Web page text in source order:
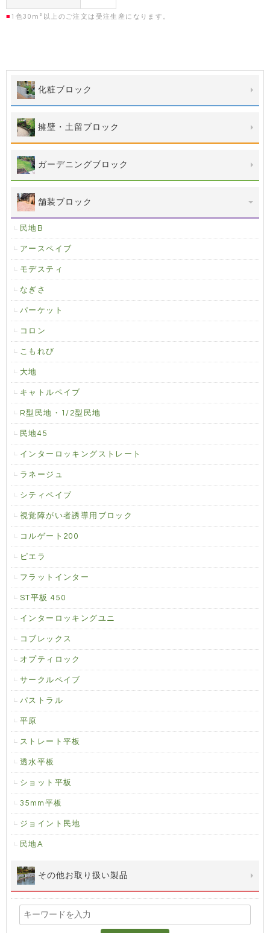
■ 1色30m²以上のご注文は受注生産になります。
化粧ブロック
擁壁・土留ブロック
ガーデニングブロック
舗装ブロック
民地B
アースペイブ
モデスティ
なぎさ
パーケット
コロン
こもれび
大地
キャトルペイブ
R型民地・1/2型民地
民地45
インターロッキングストレート
ラネージュ
シティペイブ
視覚障がい者誘導用ブロック
コルゲート200
ピエラ
フラットインター
ST平板 450
インターロッキングユニ
コブレックス
オプティロック
サークルペイブ
パストラル
平原
ストレート平板
透水平板
ショット平板
35mm平板
ジョイント民地
民地A
その他お取り扱い製品